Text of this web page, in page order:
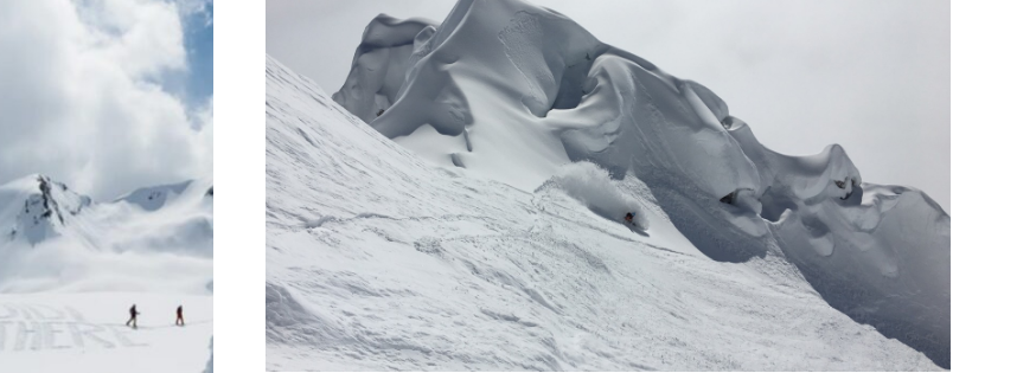
motherhood and mountains– an interview
with bibi tolderer-pekarek